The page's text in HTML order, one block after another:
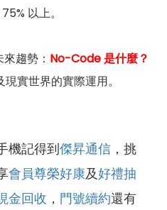
以上。
趨勢： No-Code 是什麼？
實世界的實際運用。
機記得到傑昇通信 ，挑
會員尊榮好康及好禮抽
金回收 ， 門號續約還有